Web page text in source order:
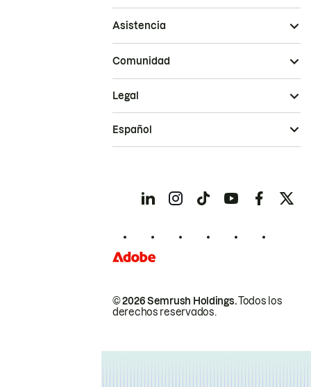
Asistencia
Comunidad
© 2026 Semrush Holdings.Todos los
derechos reservados.
Legal
Español